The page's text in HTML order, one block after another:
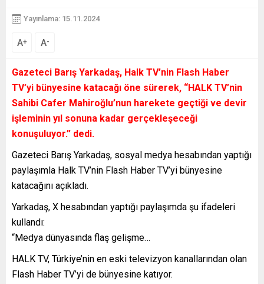
Yayınlama: 15.11.2024
A+ A-
Gazeteci Barış Yarkadaş, Halk TV’nin Flash Haber
TV’yi bünyesine katacağı öne sürerek, “HALK TV’nin
Sahibi Cafer Mahiroğlu’nun harekete geçtiği ve devir
işleminin yıl sonuna kadar gerçekleşeceği
konuşuluyor.” dedi.
Gazeteci Barış Yarkadaş, sosyal medya hesabından yaptığı
paylaşımla Halk TV’nin Flash Haber TV’yi bünyesine
katacağını açıkladı.
Yarkadaş, X hesabından yaptığı paylaşımda şu ifadeleri
kullandı:
“Medya dünyasında flaş gelişme…
HALK TV, Türkiye’nin en eski televizyon kanallarından olan
Flash Haber TV’yi de bünyesine katıyor.